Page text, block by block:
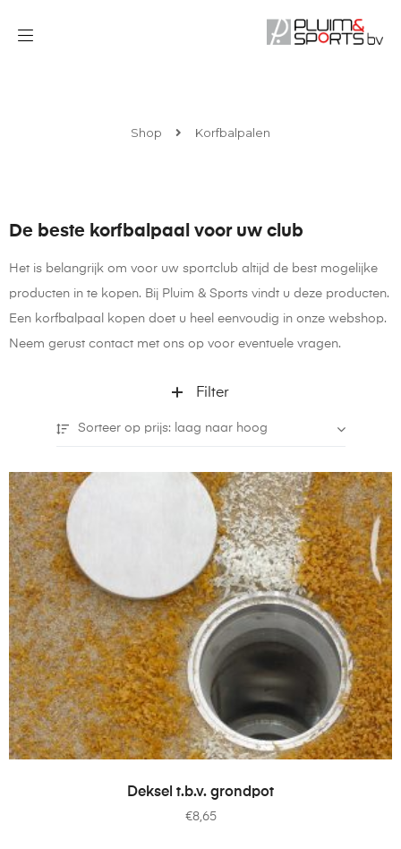
Shop Korfbalpalen
De beste korfbalpaal voor uw club
Het is belangrijk om voor uw sportclub altijd de best mogelijke
producten in te kopen. Bij Pluim & Sports vindt u deze producten.
Een korfbalpaal kopen doet u heel eenvoudig in onze webshop.
Neem gerust contact met ons op voor eventuele vragen.
Filter
Sorteer op prijs: laag naar hoog
TOEVOEGEN AAN WINKELWAGEN
Deksel t.b.v. grondpot
€8,65